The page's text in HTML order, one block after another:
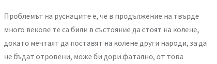
Проблемът на руснаците е, че в продължение на твърде
много векове те са били в състояние да стоят на колене,
докато мечтаят да поставят на колене други народи, за да
не бъдат отровени, може би дори фатално, от това